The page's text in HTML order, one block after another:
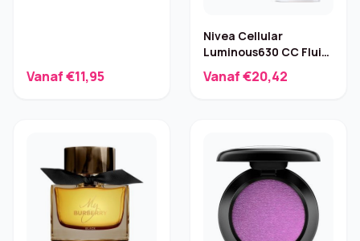
Vanaf €11,95
Nivea Cellular
Luminous630 CC Fluid
SPF 30 – Medium 40 ml
Vanaf €20,42